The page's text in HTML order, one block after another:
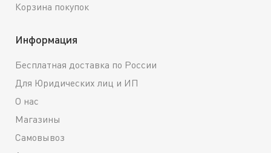
Корзина покупок
Информация
Бесплатная доставка по России
Для Юридических лиц и ИП
О нас
Магазины
Самовывоз